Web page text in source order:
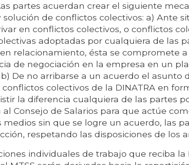
partes acuerdan crear el siguiente
solución de conflictos colectivos: a) Ante
en conflictos colectivos, o conflictos
adoptadas por cualquiera de las
relacionamiento, ésta se compromete a
de negociación en la empresa en un
b) De no arribarse a un acuerdo el asunto
colectivos de la DINATRA en
la diferencia cualquiera de las partes
Consejo de Salarios para que actúe
medios sin que se logre un acuerdo, las
respetando las disposiciones de los
individuales de trabajo que reciba la